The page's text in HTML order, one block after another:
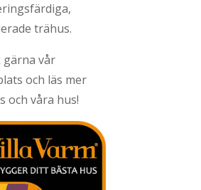
trähus.
gärna vår
och läs mer
och våra hus!